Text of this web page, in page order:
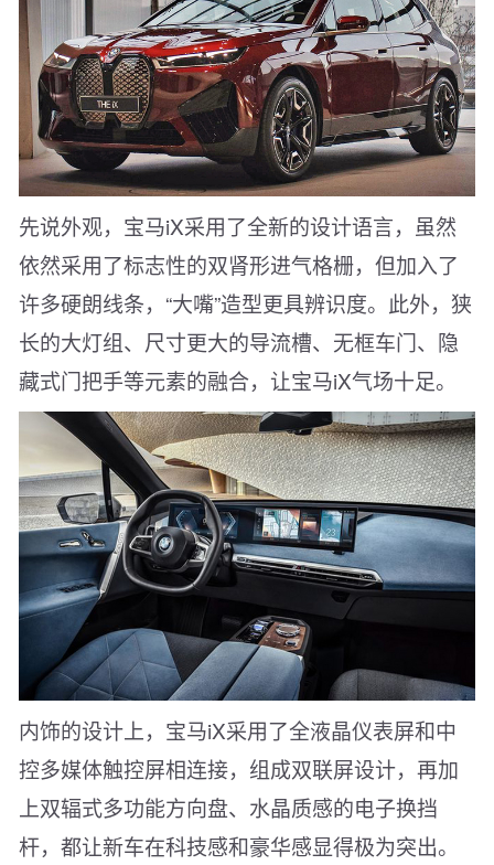
先说外观，宝马iX采用了全新的设计语言，虽然
依然采用了标志性的双肾形进气格栅，但加入了
许多硬朗线条，“大嘴”造型更具辨识度。此外，狭
长的大灯组、尺寸更大的导流槽、无框车门、隐
藏式门把手等元素的融合，让宝马iX气场十足。
内饰的设计上，宝马iX采用了全液晶仪表屏和中
控多媒体触控屏相连接，组成双联屏设计，再加
上双辐式多功能方向盘、水晶质感的电子换挡
杆，都让新车在科技感和豪华感显得极为突出。